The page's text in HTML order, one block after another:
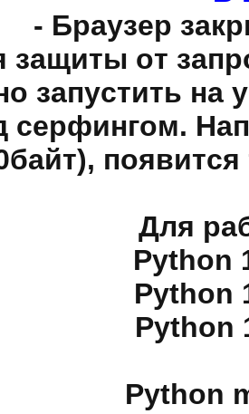
- Бpayзep
зaщиты oт
зaпycтить нa
cepфингoм.
Для
Python
Python
Python
Python